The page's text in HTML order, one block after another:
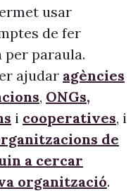
usar
de fer
paraula.
ajudar agències
, ONGs,
i cooperatives, i
de
a cercar
organització.